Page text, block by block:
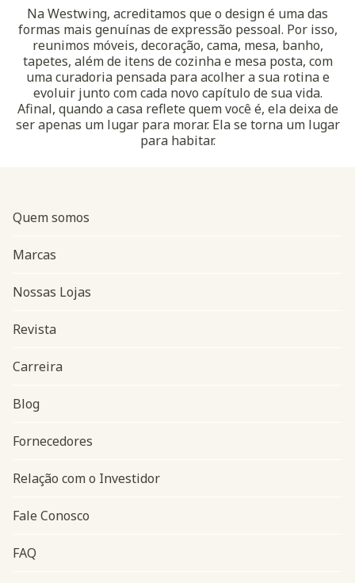
Na Westwing, acreditamos que o design é uma das
formas mais genuínas de expressão pessoal. Por isso,
reunimos móveis, decoração, cama, mesa, banho,
tapetes, além de itens de cozinha e mesa posta, com
uma curadoria pensada para acolher a sua rotina e
evoluir junto com cada novo capítulo de sua vida.
Afinal, quando a casa reflete quem você é, ela deixa de
ser apenas um lugar para morar. Ela se torna um lugar
para habitar.
Navegação do rodapé
Quem somos
Marcas
Nossas Lojas
Revista
Carreira
Blog
Fornecedores
Relação com o Investidor
Fale Conosco
FAQ